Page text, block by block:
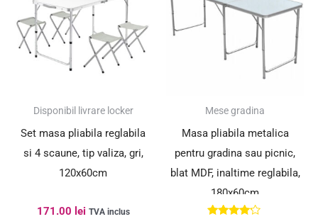
Disponibil livrare locker
Set masa pliabila reglabila
si 4 scaune, tip valiza, gri,
120x60cm
171.00 lei TVA inclus
Mese gradina
Masa pliabila metalica
pentru gradina sau picnic,
blat MDF, inaltime reglabila,
180x60cm